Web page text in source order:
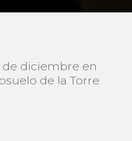
de diciembre en
de la Torre